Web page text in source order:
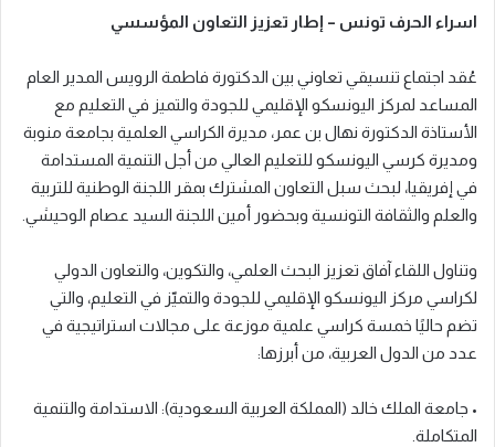
اسراء الحرف تونس – إطار تعزيز التعاون المؤسسي
عُقد اجتماع تنسيقي تعاوني بين الدكتورة فاطمة الرويس المدير العام
المساعد لمركز اليونسكو الإقليمي للجودة والتميز في التعليم مع
الأستاذة الدكتورة نهال بن عمر، مديرة الكراسي العلمية بجامعة منوبة
ومديرة كرسي اليونسكو للتعليم العالي من أجل التنمية المستدامة
في إفريقيا، لبحث سبل التعاون المشترك بمقر اللجنة الوطنية للتربية
والعلم والثقافة التونسية وبحضور أمين اللجنة السيد عصام الوحيشي.
وتناول اللقاء آفاق تعزيز البحث العلمي، والتكوين، والتعاون الدولي
لكراسي مركز اليونسكو الإقليمي للجودة والتميّز في التعليم، والتي
تضم حاليًا خمسة كراسي علمية موزعة على مجالات استراتيجية في
عدد من الدول العربية، من أبرزها:
• جامعة الملك خالد (المملكة العربية السعودية): الاستدامة والتنمية
المتكاملة.